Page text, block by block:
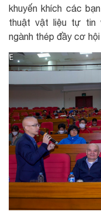
khuyến khích các
thuật vật liệu tự tin
ngành thép đầy cơ